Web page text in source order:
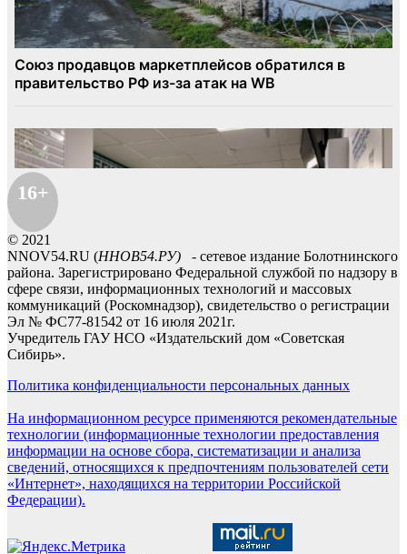
16+
© 2021
NNOV54.RU (ННОВ54.РУ) - сетевое издание Болотнинского
района. Зарегистрировано Федеральной службой по надзору в
сфере связи, информационных технологий и массовых
коммуникаций (Роскомнадзор), свидетельство о регистрации
Эл № ФС77-81542 от 16 июля 2021г.
Учредитель ГАУ НСО «Издательский дом «Советская
Сибирь».
Политика конфиденциальности персональных данных
На информационном ресурсе применяются рекомендательные
технологии (информационные технологии предоставления
информации на основе сбора, систематизации и анализа
сведений, относящихся к предпочтениям пользователей сети
«Интернет», находящихся на территории Российской
Федерации).